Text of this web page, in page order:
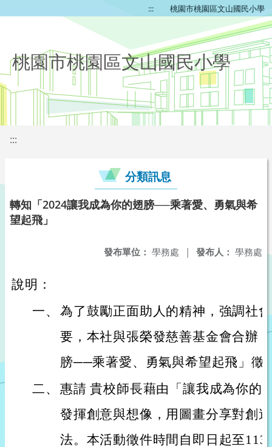
::: 桃園市桃園區文山國民小學
桃園市桃園區文山國民小學
:::
分類訊息
轉知「2024讓我成為你的翅膀──乘著愛、勇氣與希
望起飛」
發布人： 學務處
發布單位： 學務處 |
說明：
一、 為了鼓勵正面助人的精神，強調社
要，本社與張榮發慈善基金會合辦
膀──乘著愛、勇氣與希望起飛」徵
二、 惠請 貴校師長藉由「讓我成為你的
發揮創意與想像，用圖畫分享對創
法。本活動徵件時間自即日起至113